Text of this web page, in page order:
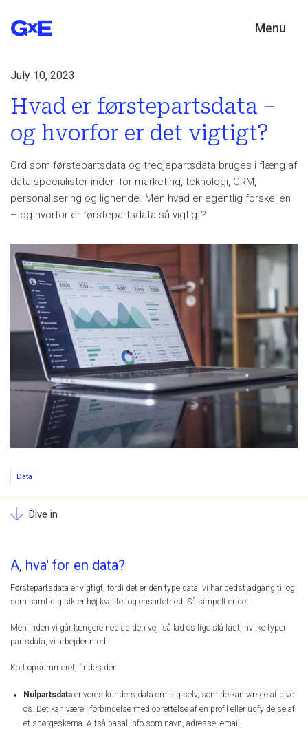
Menu
July 10, 2023
Hvad er førstepartsdata –
og hvorfor er det vigtigt?
Ord som førstepartsdata og tredjepartsdata bruges i flæng af
data-specialister inden for marketing, teknologi, CRM,
personalisering og lignende. Men hvad er egentlig forskellen
– og hvorfor er førstepartsdata så vigtigt?
Data
Dive in
A, hva' for en data?
Førstepartsdata er vigtigt, fordi det er den type data, vi har bedst adgang til og
som samtidig sikrer høj kvalitet og ensartethed. Så simpelt er det.
Men inden vi går længere ned ad den vej, så lad os lige slå fast, hvilke typer
partsdata, vi arbejder med.
Kort opsummeret, findes der:
Nulpartsdata er vores kunders data om sig selv, som de kan vælge at give
os. Det kan være i forbindelse med oprettelse af en profil eller udfyldelse af
et spørgeskema. Altså basal info som navn, adresse, email,